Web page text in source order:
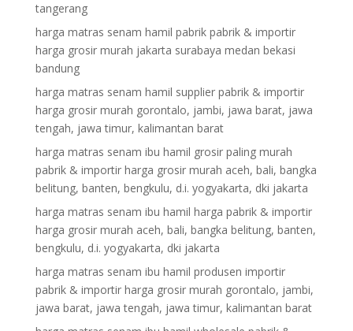
tangerang
harga matras senam hamil pabrik pabrik & importir
harga grosir murah jakarta surabaya medan bekasi
bandung
harga matras senam hamil supplier pabrik & importir
harga grosir murah gorontalo, jambi, jawa barat, jawa
tengah, jawa timur, kalimantan barat
harga matras senam ibu hamil grosir paling murah
pabrik & importir harga grosir murah aceh, bali, bangka
belitung, banten, bengkulu, d.i. yogyakarta, dki jakarta
harga matras senam ibu hamil harga pabrik & importir
harga grosir murah aceh, bali, bangka belitung, banten,
bengkulu, d.i. yogyakarta, dki jakarta
harga matras senam ibu hamil produsen importir
pabrik & importir harga grosir murah gorontalo, jambi,
jawa barat, jawa tengah, jawa timur, kalimantan barat